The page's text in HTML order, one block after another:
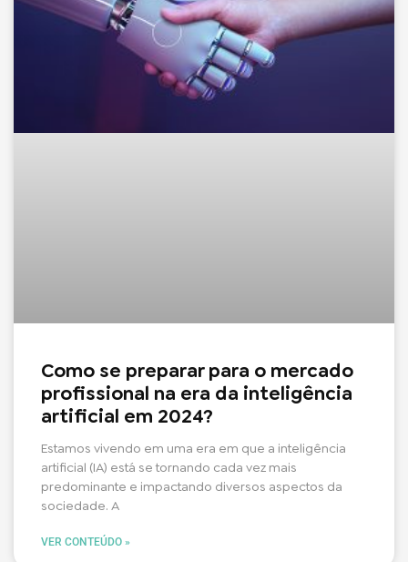
Como se preparar para o mercado
profissional na era da inteligência
artificial em 2024?
Estamos vivendo em uma era em que a inteligência
artificial (IA) está se tornando cada vez mais
predominante e impactando diversos aspectos da
sociedade. A
VER CONTEÚDO »